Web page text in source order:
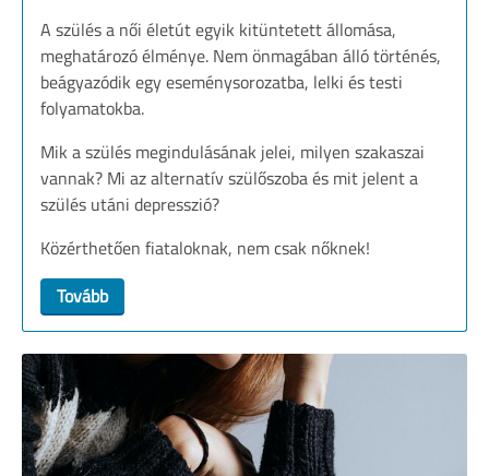
A szülés a női életút egyik kitüntetett állomása,
meghatározó élménye. Nem önmagában álló történés,
beágyazódik egy eseménysorozatba, lelki és testi
folyamatokba.
Mik a szülés megindulásának jelei, milyen szakaszai
vannak? Mi az alternatív szülőszoba és mit jelent a
szülés utáni depresszió?
Közérthetően fiataloknak, nem csak nőknek!
Tovább